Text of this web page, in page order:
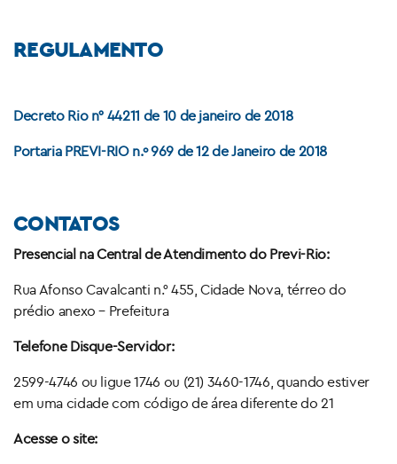
REGULAMENTO
Decreto Rio n° 44211 de 10 de janeiro de 2018
Portaria PREVI-RIO n.º 969 de 12 de Janeiro de 2018
CONTATOS
Presencial na Central de Atendimento do Previ-Rio:
Rua Afonso Cavalcanti n.° 455, Cidade Nova, térreo do
prédio anexo – Prefeitura
Telefone Disque-Servidor:
2599-4746 ou ligue 1746 ou (21) 3460-1746, quando estiver
em uma cidade com código de área diferente do 21
Acesse o site: